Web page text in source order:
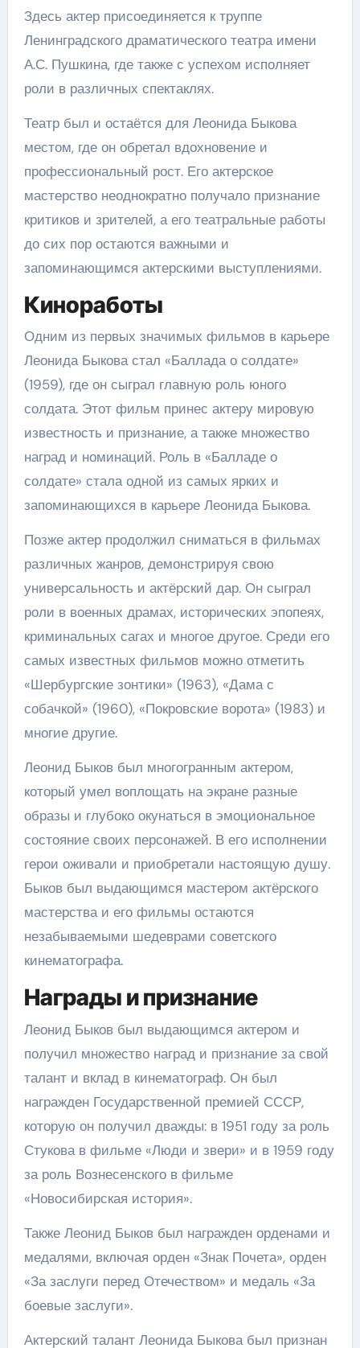
Здесь актер присоединяется к труппе
Ленинградского драматического театра имени
А.С. Пушкина, где также с успехом исполняет
роли в различных спектаклях.
Театр был и остаётся для Леонида Быкова
местом, где он обретал вдохновение и
профессиональный рост. Его актерское
мастерство неоднократно получало признание
критиков и зрителей, а его театральные работы
до сих пор остаются важными и
запоминающимся актерскими выступлениями.
Киноработы
Одним из первых значимых фильмов в карьере
Леонида Быкова стал «Баллада о солдате»
(1959), где он сыграл главную роль юного
солдата. Этот фильм принес актеру мировую
известность и признание, а также множество
наград и номинаций. Роль в «Балладе о
солдате» стала одной из самых ярких и
запоминающихся в карьере Леонида Быкова.
Позже актер продолжил сниматься в фильмах
различных жанров, демонстрируя свою
универсальность и актёрский дар. Он сыграл
роли в военных драмах, исторических эпопеях,
криминальных сагах и многое другое. Среди его
самых известных фильмов можно отметить
«Шербургские зонтики» (1963), «Дама с
собачкой» (1960), «Покровские ворота» (1983) и
многие другие.
Леонид Быков был многогранным актером,
который умел воплощать на экране разные
образы и глубоко окунаться в эмоциональное
состояние своих персонажей. В его исполнении
герои оживали и приобретали настоящую душу.
Быков был выдающимся мастером актёрского
мастерства и его фильмы остаются
незабываемыми шедеврами советского
кинематографа.
Награды и признание
Леонид Быков был выдающимся актером и
получил множество наград и признание за свой
талант и вклад в кинематограф. Он был
награжден Государственной премией СССР,
которую он получил дважды: в 1951 году за роль
Стукова в фильме «Люди и звери» и в 1959 году
за роль Вознесенского в фильме
«Новосибирская история».
Также Леонид Быков был награжден орденами и
медалями, включая орден «Знак Почета», орден
«За заслуги перед Отечеством» и медаль «За
боевые заслуги».
Актерский талант Леонида Быкова был признан